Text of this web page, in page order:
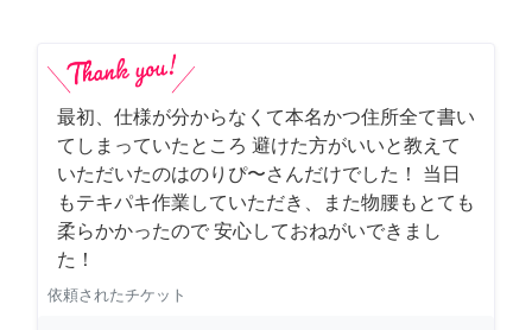
最初、仕様が分からなくて本名かつ住所全て書い
てしまっていたところ 避けた方がいいと教えて
いただいたのはのりぴ〜さんだけでした！ 当日
もテキパキ作業していただき、また物腰もとても
柔らかかったので 安心しておねがいできまし
た！
依頼されたチケット